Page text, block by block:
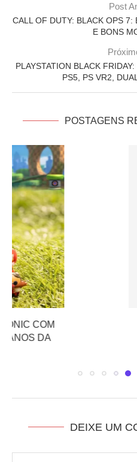
Post
CALL OF DUTY: BLACK OPS 7:
E BONS
PLAYSTATION BLACK
PS5, PS VR2,
POSTAGENS
HASBRO ANUNCIA
LEGEND OF ZELDA
DEIXE UM